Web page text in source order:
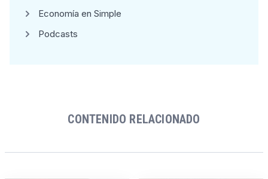
Economía en Simple
Podcasts
CONTENIDO RELACIONADO